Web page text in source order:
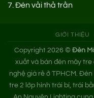
7. Đèn vải thả trần
GIỚI THIỆU
Copyright 2026 © Đèn
xuất và bán đèn mây tre
nghệ giá rẻ ở TPHCM.
tre 2 lớp hình trái bí, trái
An Nguyên Lighting